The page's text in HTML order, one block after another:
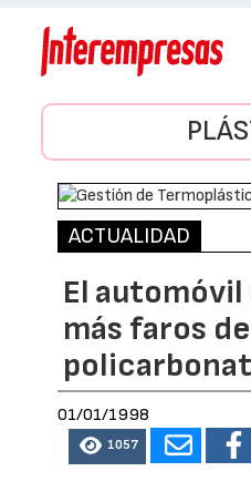
ACTUALIDAD
El
más faros de
01/01/1998
1057